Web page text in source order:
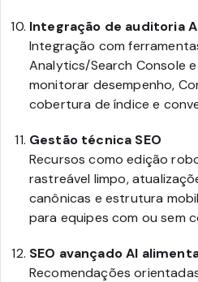
Integração de auditoria
Integração com
Analytics/Search Console
monitorar desempenho,
cobertura de índice e
Gestão técnica SEO
Recursos como edição
rastreável limpo,
canônicas e estrutura
para equipes com ou sem
SEO avançado AI
Recomendações